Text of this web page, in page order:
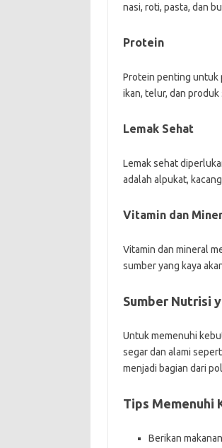
nasi, roti, pasta, dan
Protein
Protein penting untuk
ikan, telur, dan produk
Lemak Sehat
Lemak sehat
adalah alpukat,
Vitamin dan
Vitamin dan mineral
sumber yang kaya
Sumber Nutrisi
Untuk memenuhi
segar dan alami
menjadi bagian dari
Tips Memenuhi
Berikan